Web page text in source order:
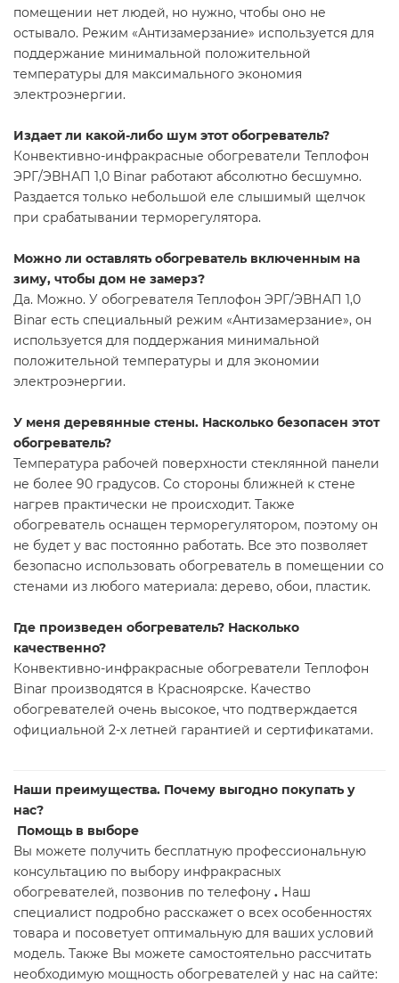
помещении нет людей, но нужно, чтобы оно не
остывало. Режим «Антизамерзание» используется для
поддержание минимальной положительной
температуры для максимального экономия
электроэнергии.
Издает ли какой-либо шум этот обогреватель?
Конвективно-инфракрасные обогреватели Теплофон
ЭРГ/ЭВНАП 1,0 Binar работают абсолютно бесшумно.
Раздается только небольшой еле слышимый щелчок
при срабатывании терморегулятора.
Можно ли оставлять обогреватель включенным на
зиму, чтобы дом не замерз?
Да. Можно. У обогревателя Теплофон ЭРГ/ЭВНАП 1,0
Binar есть специальный режим «Антизамерзание», он
используется для поддержания минимальной
положительной температуры и для экономии
электроэнергии.
У меня деревянные стены. Насколько безопасен этот
обогреватель?
Температура рабочей поверхности стеклянной панели
не более 90 градусов. Со стороны ближней к стене
нагрев практически не происходит. Также
обогреватель оснащен терморегулятором, поэтому он
не будет у вас постоянно работать. Все это позволяет
безопасно использовать обогреватель в помещении со
стенами из любого материала: дерево, обои, пластик.
Где произведен обогреватель? Насколько
качественно?
Конвективно-инфракрасные обогреватели Теплофон
Binar производятся в Красноярске. Качество
обогревателей очень высокое, что подтверждается
официальной 2-х летней гарантией и сертификатами.
Наши преимущества. Почему выгодно покупать у
нас?
Помощь в выборе
Вы можете получить бесплатную профессиональную
консультацию по выбору инфракрасных
обогревателей, позвонив по телефону . Наш
специалист подробно расскажет о всех особенностях
товара и посоветует оптимальную для ваших условий
модель. Также Вы можете самостоятельно рассчитать
необходимую мощность обогревателей у нас на сайте: